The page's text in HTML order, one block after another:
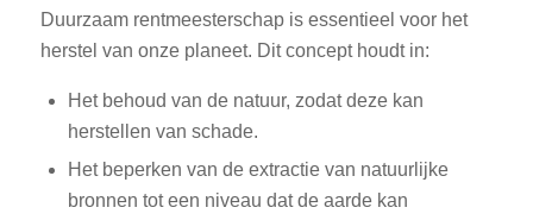
Duurzaam rentmeesterschap is essentieel voor het
herstel van onze planeet. Dit concept houdt in:
Het behoud van de natuur, zodat deze kan
herstellen van schade.
Het beperken van de extractie van natuurlijke
bronnen tot een niveau dat de aarde kan